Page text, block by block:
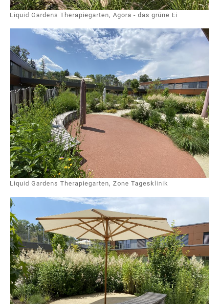
Liquid Gardens Therapiegarten, Agora - das grüne Ei
Liquid Gardens Therapiegarten, Zone Tagesklinik